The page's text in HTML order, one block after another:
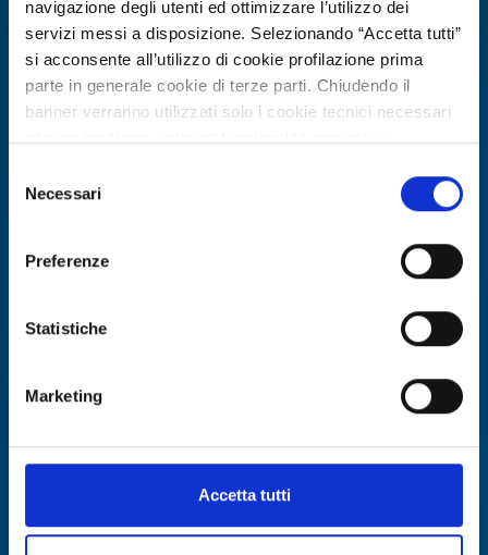
navigazione degli utenti ed ottimizzare l’utilizzo dei
servizi messi a disposizione. Selezionando “Accetta tutti”
si acconsente all’utilizzo di cookie profilazione prima
parte in generale cookie di terze parti. Chiudendo il
banner verranno utilizzati solo i cookie tecnici necessari
Per conoscere i dettagli, consulta la nostra cookie policy.
https://www.openinnovation.regione.lombardia.it/it/co
https://www.openinnovation.regione.lombardia.it/it/pr
delNecessari
Preferenze
Statistiche
Marketing
Accetta tutti
Produttore e importatore alimentare
polacco cerca nuovi fornitori di
ID: BRPL20251120012
DISCOVER MORE →
Expires on16 luglio 2027